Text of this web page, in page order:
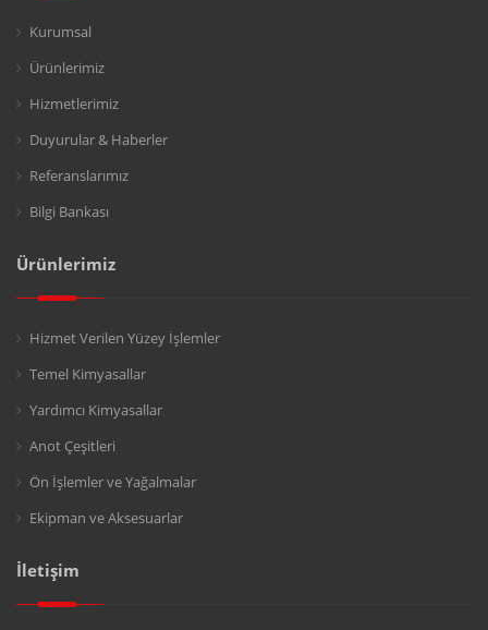
Kurumsal
Ürünlerimiz
Hizmetlerimiz
Duyurular & Haberler
Referanslarımız
Bilgi Bankası
Ürünlerimiz
Hizmet Verilen Yüzey İşlemler
Temel Kimyasallar
Yardımcı Kimyasallar
Anot Çeşitleri
Ön İşlemler ve Yağalmalar
Ekipman ve Aksesuarlar
İletişim